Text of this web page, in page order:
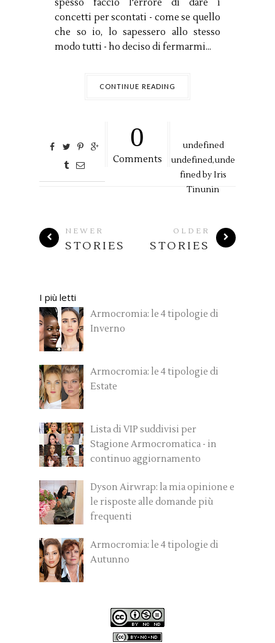
spesso faccio l'errore di dare i
concetti per scontati - come se quello
che so io, lo sapessero allo stesso
modo tutti - ho deciso di fermarmi...
CONTINUE READING
0
Comments
undefined
undefined,unde
fined byIris
Tinunin
NEWER
STORIES
OLDER
STORIES
I più letti
Armocromia: le 4 tipologie di
Inverno
Armocromia: le 4 tipologie di
Estate
Lista di VIP suddivisi per
Stagione Armocromatica - in
continuo aggiornamento
Dyson Airwrap: la mia opinione e
le risposte alle domande più
frequenti
Armocromia: le 4 tipologie di
Autunno